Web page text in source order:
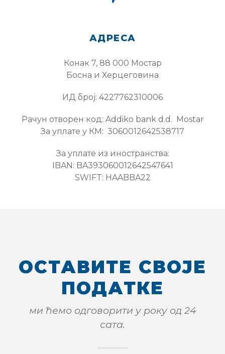
АДРЕСА
Конак 7, 88 000 Мостар
Босна и Херцеговина
ИД број: 4227762310006
Рачун отворен код: Addiko bank d.d. Моstar
За уплате у КМ: 3060012642538717
За уплате из иностранства:
IBAN: BA393060012642547641
SWIFT: HAABBA22
ОСТАВИТЕ СВОЈЕ
ПОДАТКЕ
ми ћемо одговорити у року од 24
сата.